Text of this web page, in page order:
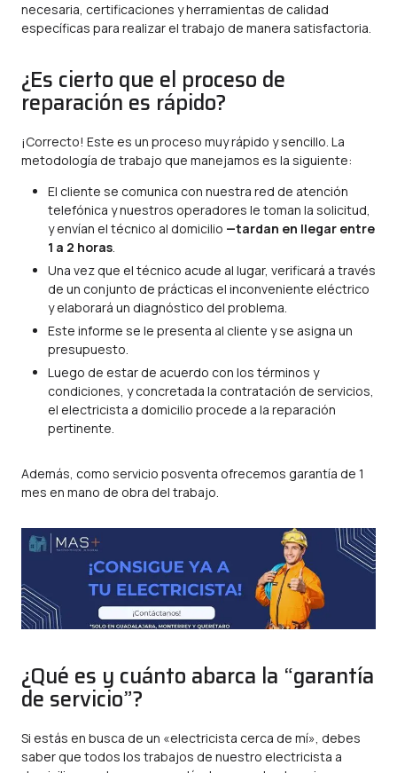
necesaria, certificaciones y herramientas de calidad
específicas para realizar el trabajo de manera satisfactoria.
¿Es cierto que el proceso de
reparación es rápido?
¡Correcto! Este es un proceso muy rápido y sencillo. La
metodología de trabajo que manejamos es la siguiente:
El cliente se comunica con nuestra red de atención
telefónica y nuestros operadores le toman la solicitud,
y envían el técnico al domicilio —tardan en llegar entre
1 a 2 horas.
Una vez que el técnico acude al lugar, verificará a través
de un conjunto de prácticas el inconveniente eléctrico
y elaborará un diagnóstico del problema.
Este informe se le presenta al cliente y se asigna un
presupuesto.
Luego de estar de acuerdo con los términos y
condiciones, y concretada la contratación de servicios,
el electricista a domicilio procede a la reparación
pertinente.
Además, como servicio posventa ofrecemos garantía de 1
mes en mano de obra del trabajo.
¿Qué es y cuánto abarca la “garantía
de servicio”?
Si estás en busca de un «electricista cerca de mí», debes
saber que todos los trabajos de nuestro electricista a